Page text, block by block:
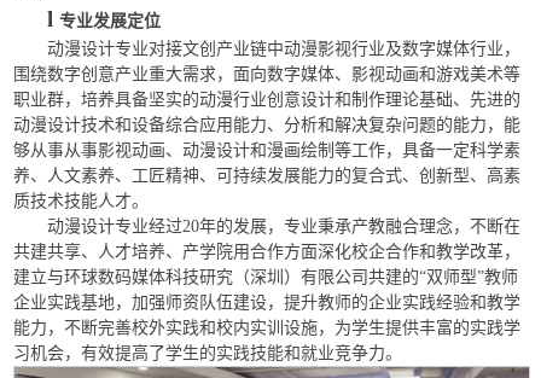
l专业发展定位
动漫设计专业对接文创产业链中动漫影视行业及数字媒体行业，
围绕数字创意产业重大需求，面向数字媒体、影视动画和游戏美术等
职业群，培养具备坚实的动漫行业创意设计和制作理论基础、先进的
动漫设计技术和设备综合应用能力、分析和解决复杂问题的能力，能
够从事从事影视动画、动漫设计和漫画绘制等工作，具备一定科学素
养、人文素养、工匠精神、可持续发展能力的复合式、创新型、高素
质技术技能人才。
动漫设计专业经过20年的发展，专业秉承产教融合理念，不断在
共建共享、人才培养、产学院用合作方面深化校企合作和教学改革，
建立与环球数码媒体科技研究（深圳）有限公司共建的“双师型”教师
企业实践基地，加强师资队伍建设，提升教师的企业实践经验和教学
能力，不断完善校外实践和校内实训设施，为学生提供丰富的实践学
习机会，有效提高了学生的实践技能和就业竞争力。